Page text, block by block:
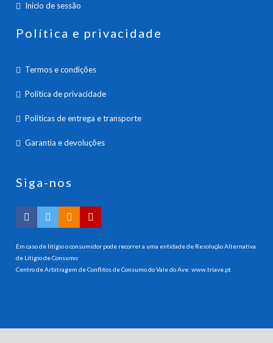
Inicio de sessão
Política e privacidade
Termos e condições
Política de privacidade
Políticas de entrega e transporte
Garantia e devoluções
Siga-nos
Em caso de litígio o consumidor pode recorrer a uma entidade de Resolução Alternativa
de Litigio de Consumo:
Centro de Arbitragem de Conflitos de Consumo do Vale do Ave:www.triave.pt